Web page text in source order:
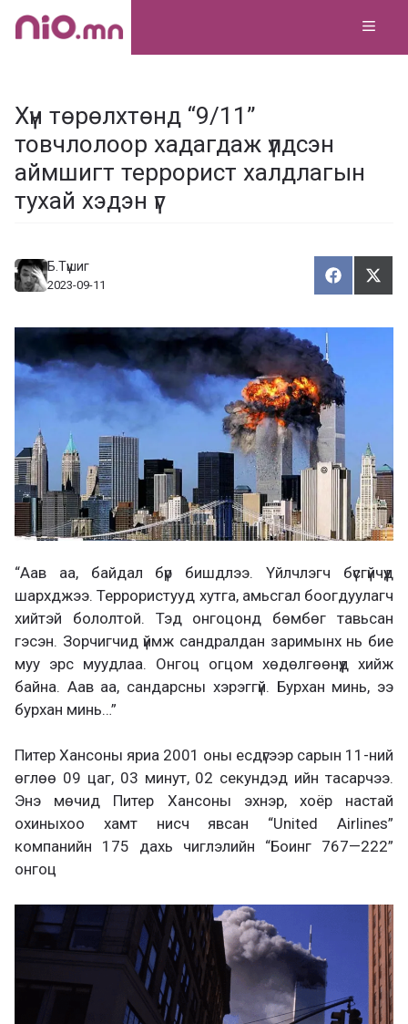
Skip
Хүн төрөлхтөнд “9/11”
товчлолоор хадагдаж үлдсэн
аймшигт террорист халдлагын
тухай хэдэн үг
Б.Түшиг
2023-09-11
Х
у
а
ц
а
х
Т
э
“Аав аа, байдал бүр бишдлээ. Үйлчлэгч бүсгүйчүүд
шархджээ. Террористууд хутга, амьсгал боогдуулагч
хийтэй бололтой. Тэд онгоцонд бөмбөг тавьсан
гэсэн. Зорчигчид үймж сандралдан заримынх нь бие
муу эрс муудлаа. Онгоц огцом хөдөлгөөнүүд хийж
байна. Аав аа, сандарсны хэрэггүй. Бурхан минь, ээ
бурхан минь…”
Питер Хансоны яриа 2001 оны есдүгээр сарын 11-ний
өглөө 09 цаг, 03 минут, 02 секундэд ийн тасарчээ.
Энэ мөчид Питер Хансоны эхнэр, хоёр настай
охиныхоо хамт нисч явсан “United Airlines”
компанийн 175 дахь чиглэлийн “Боинг 767—222”
онгоц